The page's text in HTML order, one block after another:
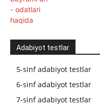
Adabiyot testlar
5-sinf adabiyot testlar
6-sinf adabiyot testlar
7-sinf adabiyot testlar